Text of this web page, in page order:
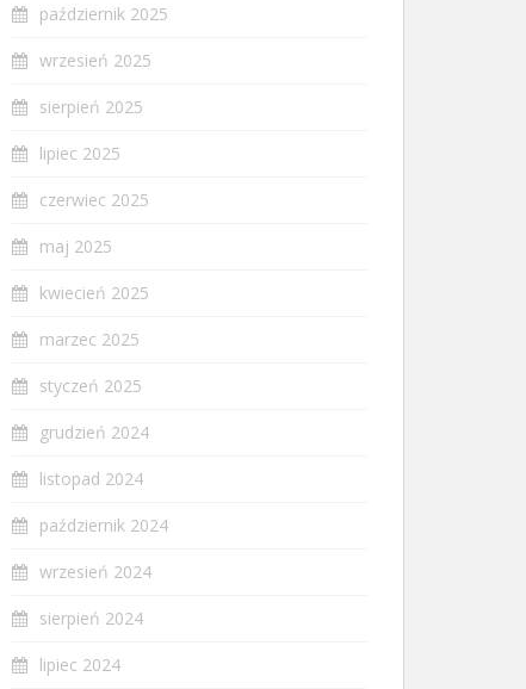
październik 2025
wrzesień 2025
sierpień 2025
lipiec 2025
czerwiec 2025
maj 2025
kwiecień 2025
marzec 2025
styczeń 2025
grudzień 2024
listopad 2024
październik 2024
wrzesień 2024
sierpień 2024
lipiec 2024